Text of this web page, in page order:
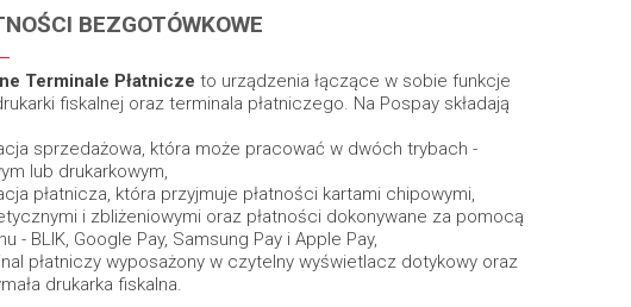
BEZGOTÓWKOWE
Terminale Płatnicze to urządzenia łączące w sobie funkcje
fiskalnej oraz terminala płatniczego. Na Pospay składają
sprzedażowa, która może pracować w dwóch trybach -
lub drukarkowym,
płatnicza, która przyjmuje płatności kartami chipowymi,
i zbliżeniowymi oraz płatności dokonywane za pomocą
- BLIK, Google Pay, Samsung Pay i Apple Pay,
płatniczy wyposażony w czytelny wyświetlacz dotykowy oraz
drukarka fiskalna.